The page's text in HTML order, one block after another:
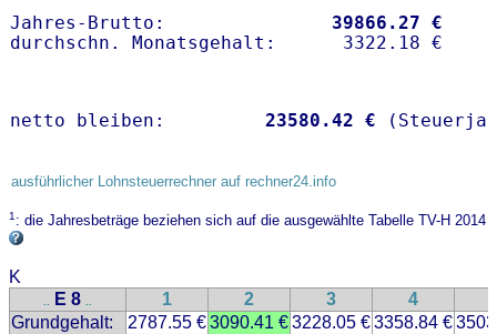
Jahres-Brutto: 39866.27 €
netto bleiben: 23580.42 €
ausführlicher Lohnsteuerrechner auf rechner24.info
1: die Jahresbeträge beziehen sich auf die ausgewählte Tabelle TV-H 2014
K
.. E 8 .. 1 2 3 4
Grundgehalt:
2787.55 €3090.41 €3228.05 €3358.84 €